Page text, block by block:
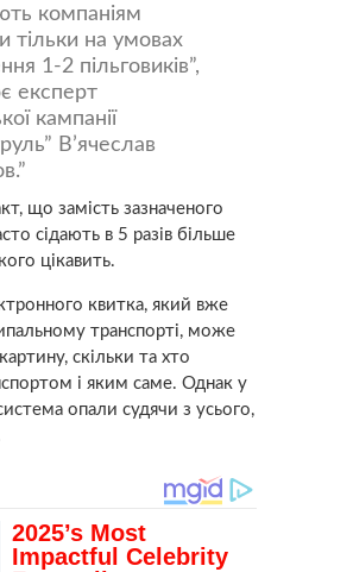
компаніям
тільки на умовах
1-2 пільговиків”,
експерт
кампанії
В’ячеслав
що замість зазначеного
сідають в 5 разів більше
цікавить.
квитка, який вже
транспорті, може
скільки та хто
і яким саме. Однак у
опали судячи з усього,